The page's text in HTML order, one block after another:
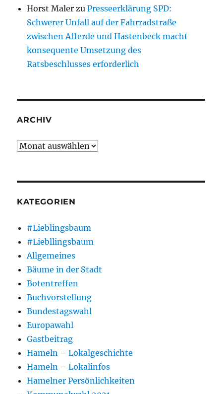
Horst Maler zuPresseerklärung SPD:
Schwerer Unfall auf der Fahrradstraße
zwischen Afferde und Hastenbeck macht
konsequente Umsetzung des
Ratsbeschlusses erforderlich
ARCHIV
Archiv
KATEGORIEN
#Lieblingsbaum
#Liebllingsbaum
Allgemeines
Bäume in der Stadt
Botentreffen
Buchvorstellung
Bundestagswahl
Europawahl
Gastbeitrag
Hameln – Lokalgeschichte
Hameln – Lokalinfos
Hamelner Persönlichkeiten